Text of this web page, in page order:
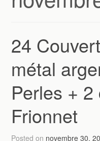
24
métal
Perles + 2
Frionnet
Posted on novembre 30,